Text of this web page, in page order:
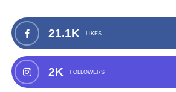
21.1K LIKES
2K FOLLOWERS